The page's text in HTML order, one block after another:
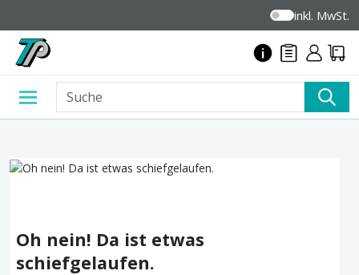
inkl. MwSt.
Oh nein! Da ist etwas
schiefgelaufen.